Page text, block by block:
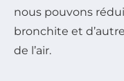
nous pouvons
bronchite et
de l’air.